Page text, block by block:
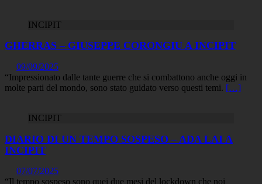
INCIPIT
GHERRAS – GIUSEPPE CORONGIU A INCIPIT
09/09/2025
“Impressionato dalle tante guerre che si combattono anche oggi in
molte parti del mondo, sono stato guidato verso questi temi. […]
INCIPIT
DIARIO DI UN TEMPO SOSPESO – ADA LAI A
INCIPIT
07/07/2025
“Il tempo sospeso sono quei due mesi del lockdown che noi